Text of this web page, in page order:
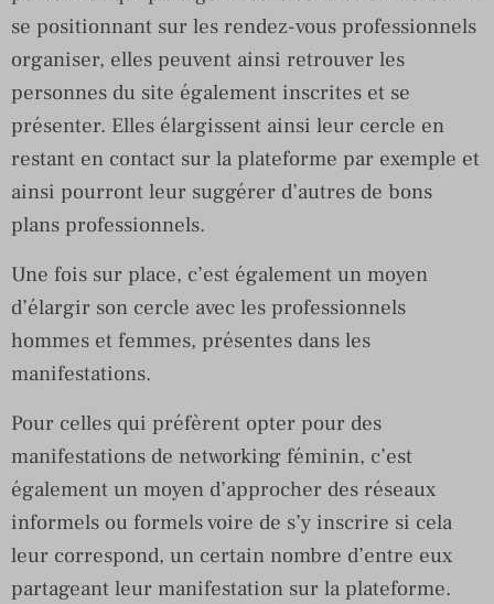
se positionnant sur les rendez-vous professionnels
organiser, elles peuvent ainsi retrouver les
personnes du site également inscrites et se
présenter. Elles élargissent ainsi leur cercle en
restant en contact sur la plateforme par exemple et
ainsi pourront leur suggérer d’autres de bons
plans professionnels.
Une fois sur place, c’est également un moyen
d’élargir son cercle avec les professionnels
hommes et femmes, présentes dans les
manifestations.
Pour celles qui préfèrent opter pour des
manifestations de networking féminin, c’est
également un moyen d’approcher des réseaux
informels ou formels voire de s’y inscrire si cela
leur correspond, un certain nombre d’entre eux
partageant leur manifestation sur la plateforme.